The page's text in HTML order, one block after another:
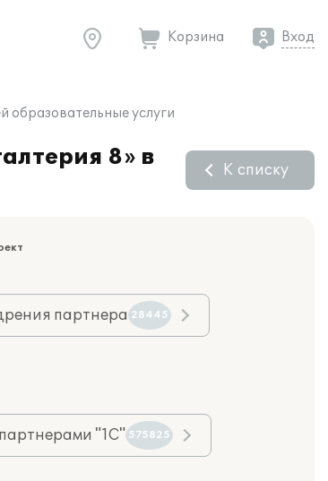
Корзина Вход
образовательные услуги
8» в
К списку
партнера 28445
"1С" 575825